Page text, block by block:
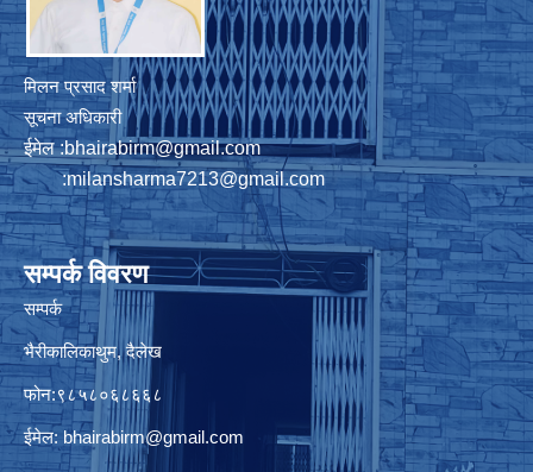
मिलन प्रसाद शर्मा
सूचना अधिकारी
ईमेल :bhairabirm@gmail.com
:milansharma7213@gmail.com
सम्पर्क विवरण
सम्पर्क
भैरीकालिकाथुम, दैलेख
फोन:९८५८०६८६६८
ईमेल: bhairabirm@gmail.com